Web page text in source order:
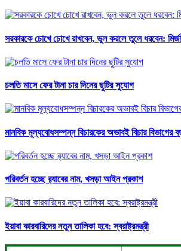
সরকারকে চোখে চোখে রাখবেন, ভুল করলে তুলে ধরবেন:
চলতি মাসে ফের টানা চার দিনের ছুটির সুযোগ
মানবিক মূল্যবোধসম্পন্ন বিচারকের অভাবই বিচার বিভাগের
পরিবর্তন হচ্ছে র‌্যাবের নাম, খসড়া আইন প্রকাশ
ইয়াবা কারবারিদের নতুন তালিকা হবে: স্বরাষ্ট্রমন্ত্রী